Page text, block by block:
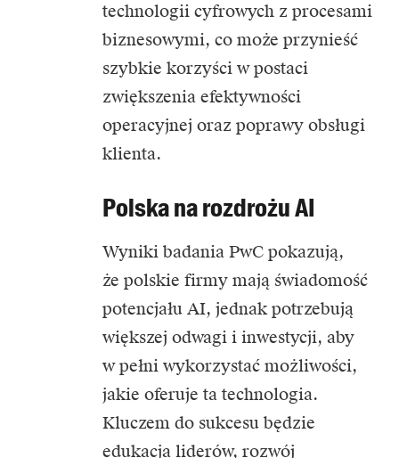
technologii cyfrowych z procesami
biznesowymi, co może przynieść
szybkie korzyści w postaci
zwiększenia efektywności
operacyjnej oraz poprawy obsługi
klienta.
Polska na rozdrożu AI
Wyniki badania PwC pokazują,
że polskie firmy mają świadomość
potencjału AI, jednak potrzebują
większej odwagi i inwestycji, aby
w pełni wykorzystać możliwości,
jakie oferuje ta technologia.
Kluczem do sukcesu będzie
edukacja liderów, rozwój